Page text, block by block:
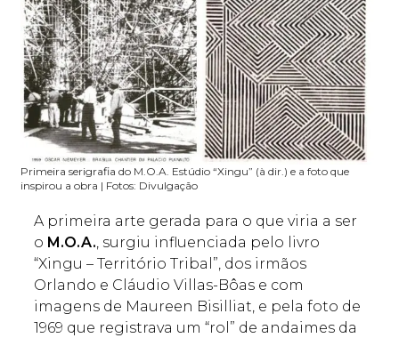
Primeira serigrafia do M.O.A. Estúdio “Xingu” (à dir.) e a foto que
inspirou a obra | Fotos: Divulgação
A primeira arte gerada para o que viria a ser
o M.O.A., surgiu influenciada pelo livro
“Xingu – Território Tribal”, dos irmãos
Orlando e Cláudio Villas-Bôas e com
imagens de Maureen Bisilliat, e pela foto de
1969 que registrava um “rol” de andaimes da